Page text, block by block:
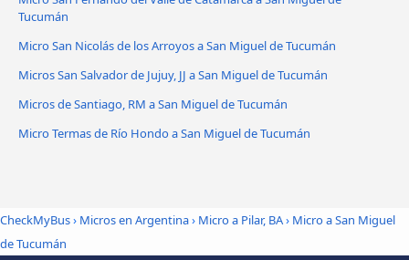
Tucumán
Micro San Nicolás de los Arroyos a San Miguel de Tucumán
Micros San Salvador de Jujuy, JJ a San Miguel de Tucumán
Micros de Santiago, RM a San Miguel de Tucumán
Micro Termas de Río Hondo a San Miguel de Tucumán
CheckMyBus› Micros en Argentina› Micro a Pilar, BA› Micro a San Miguel
de Tucumán